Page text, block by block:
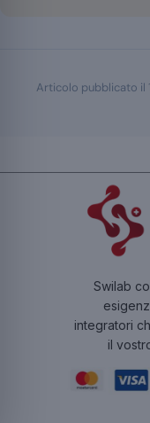
Articolo pubblicato il
Swilab
integratori
il